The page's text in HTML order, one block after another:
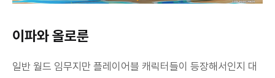
이파와 올로룬
일반 월드 임무지만 플레이어블 캐릭터들이 등장해서인지 대